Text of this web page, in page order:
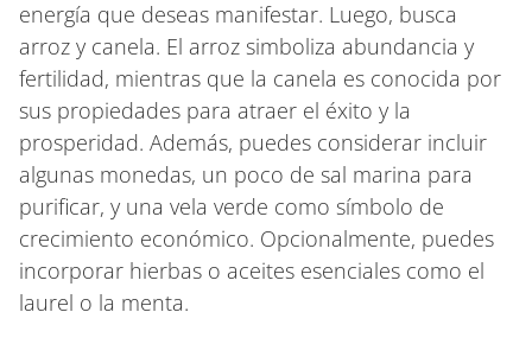
energía que deseas manifestar. Luego, busca
arroz y canela. El arroz simboliza abundancia y
fertilidad, mientras que la canela es conocida por
sus propiedades para atraer el éxito y la
prosperidad. Además, puedes considerar incluir
algunas monedas, un poco de sal marina para
purificar, y una vela verde como símbolo de
crecimiento económico. Opcionalmente, puedes
incorporar hierbas o aceites esenciales como el
laurel o la menta.